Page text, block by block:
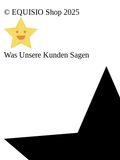
© EQUISIO Shop 2025
Was Unsere Kunden Sagen